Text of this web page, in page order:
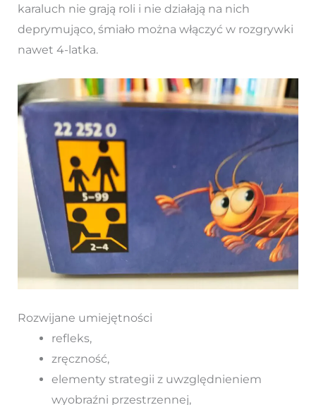
karaluch nie grają roli i nie działają na nich
deprymująco, śmiało można włączyć w rozgrywki
nawet 4-latka.
Rozwijane umiejętności
refleks,
zręczność,
elementy strategii z uwzględnieniem
wyobraźni przestrzennej,